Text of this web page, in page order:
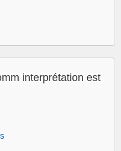
interprétation est